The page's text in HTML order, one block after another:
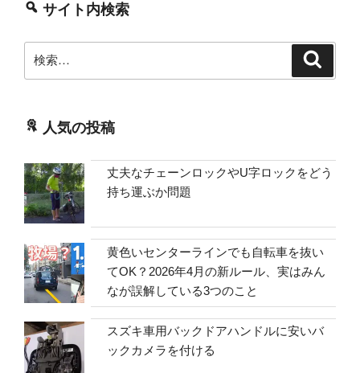
サイト内検索
索:
人気の投稿
丈夫なチェーンロックやU字ロックをどう
持ち運ぶか問題
黄色いセンターラインでも自転車を抜い
てOK？2026年4月の新ルール、実はみん
なが誤解している3つのこと
スズキ車用バックドアハンドルに安いバ
ックカメラを付ける